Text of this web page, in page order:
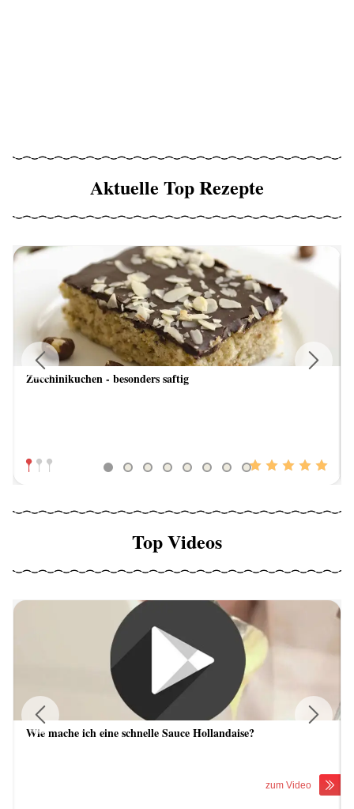
Aktuelle Top Rezepte
Zucchinikuchen - besonders saftig
Previous
Top Videos
Wie mache ich eine schnelle Sauce Hollandaise?
zum Video
Previous